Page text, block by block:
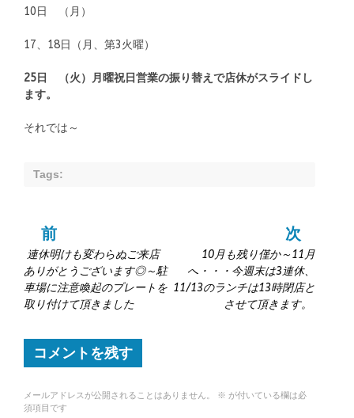
10日 （月）
17、18日（月、第3火曜）
25日 （火）月曜祝日営業の振り替えで店休がスライドし
ます。
それでは～
Tags:
投
稿
ナ
ビ
ゲ
ー
前
連休明けも変わらぬご来店
ありがとうございます◎～駐
車場に注意喚起のプレートを
取り付けて頂きました
次
10月も残り僅か～11月
へ・・・今週末は3連休、
11/13のランチは13時閉店と
させて頂きます。
コメントを残す
メールアドレスが公開されることはありません。 ※ が付いている欄は必
須項目です